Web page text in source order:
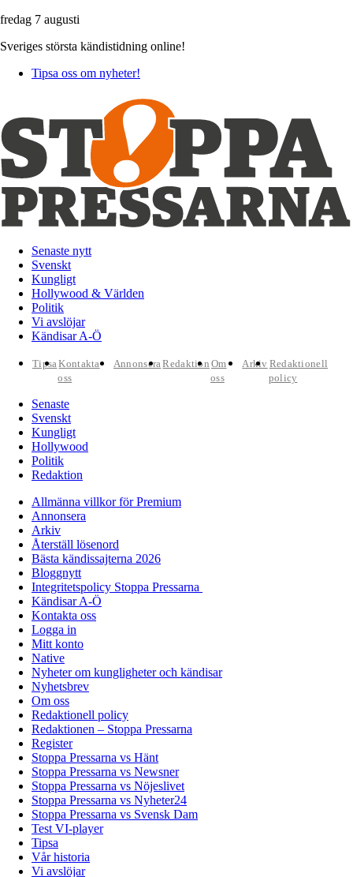
fredag 7 augusti
Sveriges största kändistidning online!
Tipsa oss om nyheter!
Senaste nytt
Svenskt
Kungligt
Hollywood & Världen
Politik
Vi avslöjar
Kändisar A-Ö
TipsaKontakta
oss
AnnonseraRedaktion Om
oss
Arkiv Redaktionell
policy
Senaste
Svenskt
Kungligt
Hollywood
Politik
Redaktion
Allmänna villkor för Premium
Annonsera
Arkiv
Återställ lösenord
Bästa kändissajterna 2026
Bloggnytt
Integritetspolicy Stoppa Pressarna
Kändisar A-Ö
Kontakta oss
Logga in
Mitt konto
Native
Nyheter om kungligheter och kändisar
Nyhetsbrev
Om oss
Redaktionell policy
Redaktionen – Stoppa Pressarna
Register
Stoppa Pressarna vs Hänt
Stoppa Pressarna vs Newsner
Stoppa Pressarna vs Nöjeslivet
Stoppa Pressarna vs Nyheter24
Stoppa Pressarna vs Svensk Dam
Test VI-player
Tipsa
Vår historia
Vi avslöjar